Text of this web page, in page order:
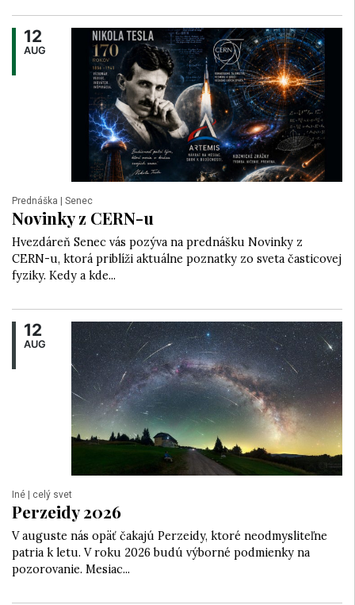
12
AUG
Prednáška | Senec
Novinky z CERN-u
Hvezdáreň Senec vás pozýva na prednášku Novinky z
CERN-u, ktorá priblíži aktuálne poznatky zo sveta časticovej
fyziky. Kedy a kde...
12
AUG
Iné | celý svet
Perzeidy 2026
V auguste nás opäť čakajú Perzeidy, ktoré neodmysliteľne
patria k letu. V roku 2026 budú výborné podmienky na
pozorovanie. Mesiac...